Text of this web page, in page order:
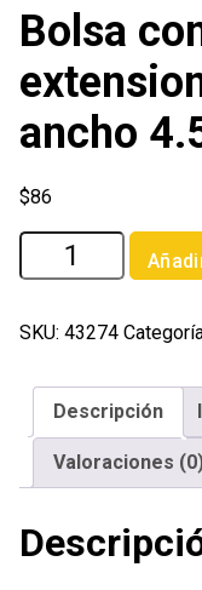
Bolsa
ancho
$86
Bolsa
con
correderas
50
p/cajon
ancho
cm
cantidad
SKU: 43274
Descripción
Valoraciones